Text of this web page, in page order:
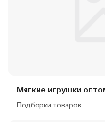
Мягкие игрушки
Подборки товаров